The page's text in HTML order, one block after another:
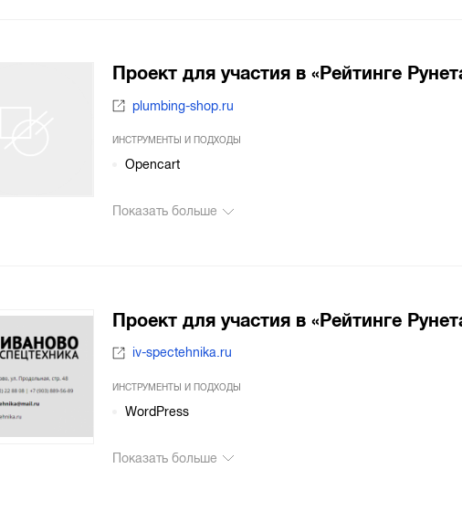
Проект для участия в «Рейтинге
plumbing-shop.ru
ИНСТРУМЕНТЫ И ПОДХОДЫ
Opencart
Показать больше
Проект для участия в «Рейтинге
iv-spectehnika.ru
ИНСТРУМЕНТЫ И ПОДХОДЫ
WordPress
Показать больше